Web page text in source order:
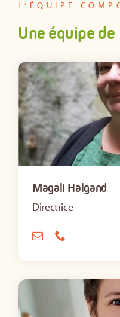
L’ÉQUIPE
Une équipe
Magali Halgand
Directrice